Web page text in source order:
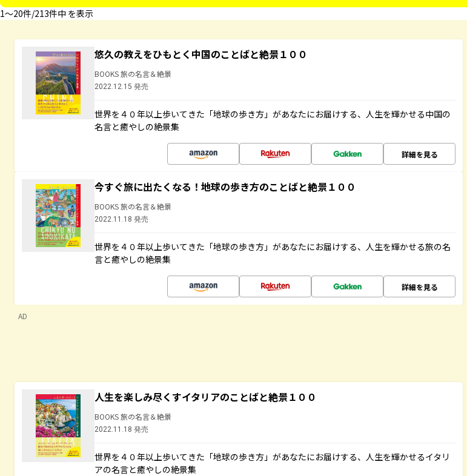
1〜20件/213件中 を表示
悠久の教えをひもとく中国のことばと絶景１００
BOOKS 旅の名言＆絶景
2022.12.15 発売
世界を４０年以上歩いてきた「地球の歩き方」があなたにお届けする、人生を輝かせる中国の
名言と癒やしの絶景集
詳細を見る
今すぐ旅に出たくなる！地球の歩き方のことばと絶景１００
BOOKS 旅の名言＆絶景
2022.11.18 発売
世界を４０年以上歩いてきた「地球の歩き方」があなたにお届けする、人生を輝かせる旅の名
言と癒やしの絶景集
詳細を見る
AD
人生を楽しみ尽くすイタリアのことばと絶景１００
BOOKS 旅の名言＆絶景
2022.11.18 発売
世界を４０年以上歩いてきた「地球の歩き方」があなたにお届けする、人生を輝かせるイタリ
アの名言と癒やしの絶景集